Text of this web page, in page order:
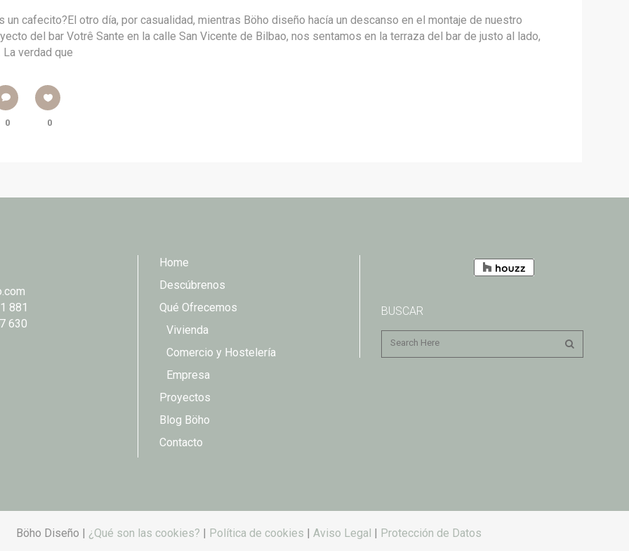
un cafecito?El otro día, por casualidad, mientras Böho diseño hacía un descanso en el montaje de nuestro
del bar Votrê Sante en la calle San Vicente de Bilbao, nos sentamos en la terraza del bar de justo al lado,
La verdad que
0 0
881
630
Home
Descúbrenos
Qué Ofrecemos
Vivienda
Comercio y Hostelería
Empresa
Proyectos
Blog Böho
Contacto
BUSCAR
Böho Diseño | ¿Qué son las cookies? | Política de cookies | Aviso Legal | Protección de Datos